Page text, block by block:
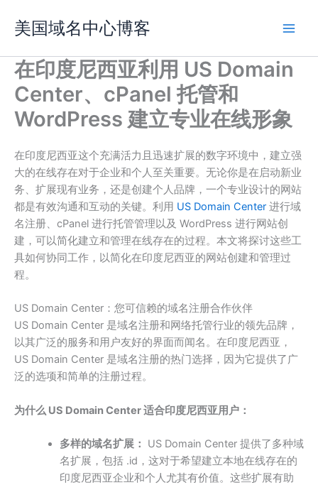
容
美国域名中心博客
在印度尼西亚利用 US Domain
Center、cPanel 托管和
WordPress 建立专业在线形象
在印度尼西亚这个充满活力且迅速扩展的数字环境中，建立强
大的在线存在对于企业和个人至关重要。无论你是在启动新业
务、扩展现有业务，还是创建个人品牌，一个专业设计的网站
都是有效沟通和互动的关键。利用 US Domain Center 进行域
名注册、cPanel 进行托管管理以及 WordPress 进行网站创
建，可以简化建立和管理在线存在的过程。本文将探讨这些工
具如何协同工作，以简化在印度尼西亚的网站创建和管理过
程。
US Domain Center：您可信赖的域名注册合作伙伴
US Domain Center 是域名注册和网络托管行业的领先品牌，
以其广泛的服务和用户友好的界面而闻名。在印度尼西亚，
US Domain Center 是域名注册的热门选择，因为它提供了广
泛的选项和简单的注册过程。
为什么 US Domain Center 适合印度尼西亚用户：
多样的域名扩展：
US Domain Center 提供了多种域
名扩展，包括 .id，这对于希望建立本地在线存在的
印度尼西亚企业和个人尤其有价值。这些扩展有助